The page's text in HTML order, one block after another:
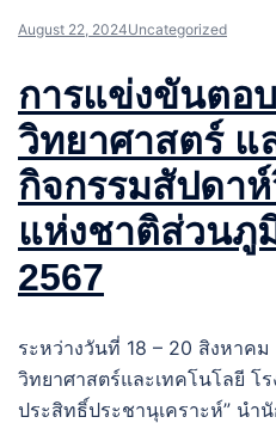
August 22, 2024Uncategorized
การแข่งขันตอ
วิทยาศาสตร์ แ
กิจกรรมสัปดา
แห่งชาติส่วนภู
2567
ระหว่างวันที่ 18 – 20 สิงหาค
วิทยาศาสตร์และเทคโนโลยี โ
ประสิทธิ์ประชานุเคราะห์” นำ